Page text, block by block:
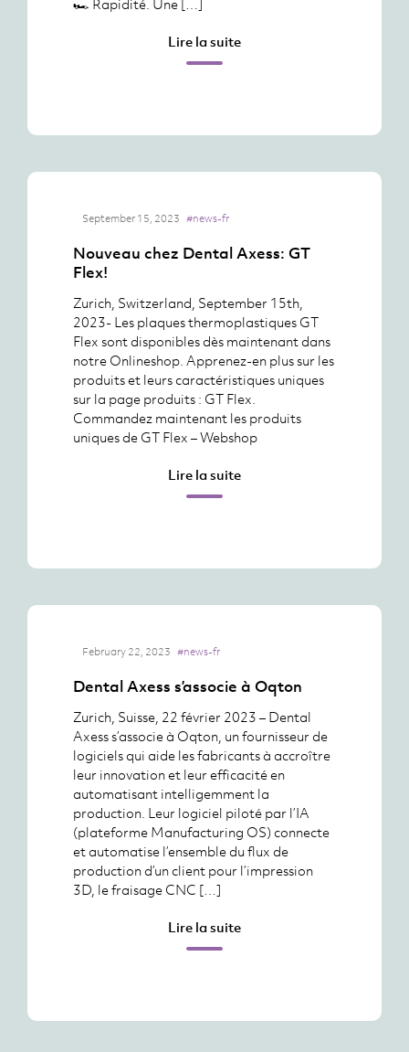
🏎️ Rapidité. Une […]
Lire la suite
September 15, 2023 #news-fr
Nouveau chez Dental Axess: GT
Flex!
Zurich, Switzerland, September 15th,
2023- Les plaques thermoplastiques GT
Flex sont disponibles dès maintenant dans
notre Onlineshop. Apprenez-en plus sur les
produits et leurs caractéristiques uniques
sur la page produits : GT Flex.
Commandez maintenant les produits
uniques de GT Flex – Webshop
Lire la suite
February 22, 2023 #news-fr
Dental Axess s’associe à Oqton
Zurich, Suisse, 22 février 2023 – Dental
Axess s’associe à Oqton, un fournisseur de
logiciels qui aide les fabricants à accroître
leur innovation et leur efficacité en
automatisant intelligemment la
production. Leur logiciel piloté par l’IA
(plateforme Manufacturing OS) connecte
et automatise l’ensemble du flux de
production d’un client pour l’impression
3D, le fraisage CNC […]
Lire la suite